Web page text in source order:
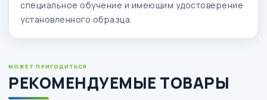
специальное обучение и имеющим удостоверение
установленного образца.
МОЖЕТ ПРИГОДИТЬСЯ
РЕКОМЕНДУЕМЫЕ ТОВАРЫ